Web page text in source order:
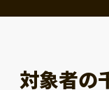
対象者の